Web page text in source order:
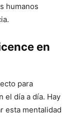
humanos
en
para
el día a día. Hay
esta mentalidad